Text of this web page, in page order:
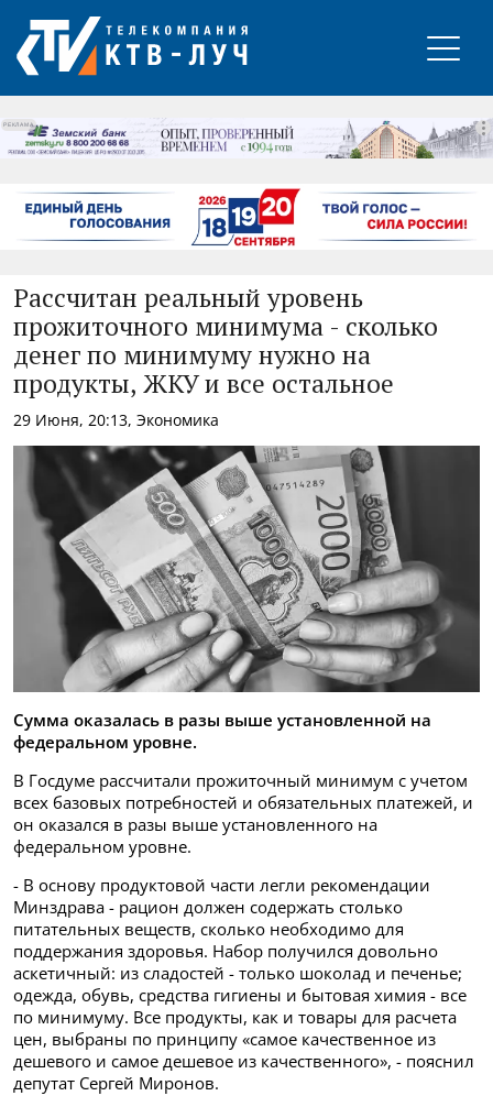
РЕКЛАМА
Рассчитан реальный уровень
прожиточного минимума - сколько
денег по минимуму нужно на
продукты, ЖКУ и все остальное
29 Июня, 20:13, Экономика
Сумма оказалась в разы выше установленной на
федеральном уровне.
В Госдуме рассчитали прожиточный минимум с учетом
всех базовых потребностей и обязательных платежей, и
он оказался в разы выше установленного на
федеральном уровне.
- В основу продуктовой части легли рекомендации
Минздрава - рацион должен содержать столько
питательных веществ, сколько необходимо для
поддержания здоровья. Набор получился довольно
аскетичный: из сладостей - только шоколад и печенье;
одежда, обувь, средства гигиены и бытовая химия - все
по минимуму. Все продукты, как и товары для расчета
цен, выбраны по принципу «самое качественное из
дешевого и самое дешевое из качественного», - пояснил
депутат Сергей Миронов.